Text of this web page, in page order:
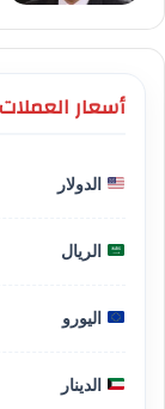
أسعار
الدولار
الريال
اليورو
الدينار